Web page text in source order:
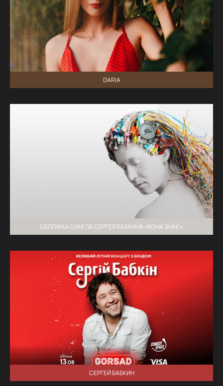
DARIA
ОБЛОЖКА СИНГЛА СЕРГЕЯ БАБКИНА «ВОНА ЗНАЄ»
СЕРГЕЙ БАБКИН